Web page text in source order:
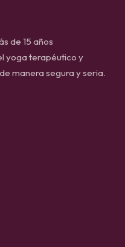
de 15 años
yoga terapéutico y
manera segura y seria.